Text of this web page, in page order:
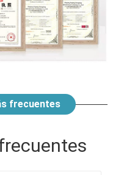
frecuentes